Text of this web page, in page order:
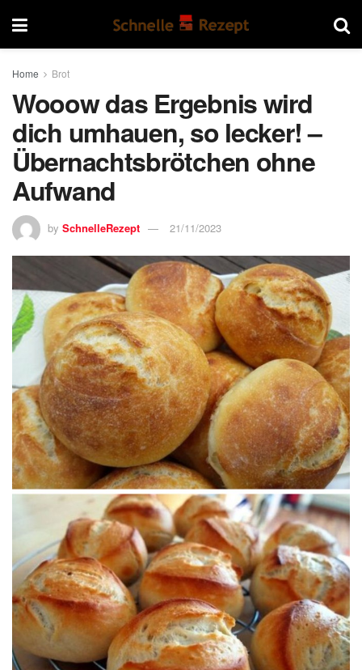
Home Brot
Wooow das Ergebnis wird
dich umhauen, so lecker! –
Übernachtsbrötchen ohne
Aufwand
by SchnelleRezept 21/11/2023